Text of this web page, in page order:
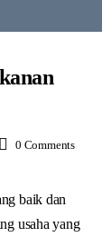
0 Comments
baik dan
usaha yang